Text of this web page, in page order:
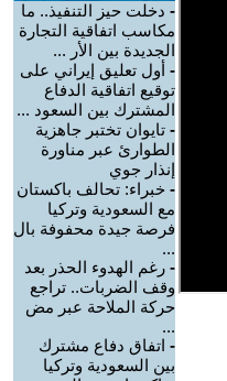
- دخلت حيز التنفيذ.. ما
مكاسب اتفاقية التجارة
الجديدة بين الأر ...
- أول تعليق إيراني على
توقيع اتفاقية الدفاع
المشترك بين السعود ...
- تايوان تختبر جاهزية
الطوارئ عبر مناورة
إنذار جوي
- خبراء: تحالف باكستان
مع السعودية وتركيا
فرصة جيدة محفوفة بال
...
- رغم الهدوء الحذر بعد
وقف الضربات.. تراجع
حركة الملاحة عبر مض
...
- اتفاق دفاع مشترك
بين السعودية وتركيا